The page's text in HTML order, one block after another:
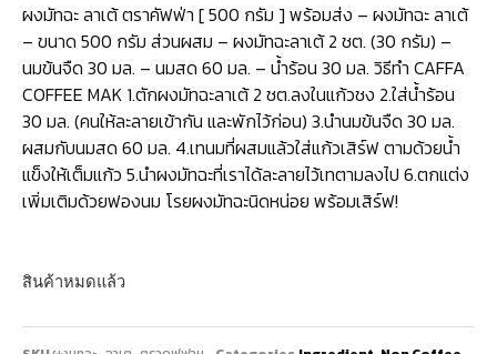
ผงมัทฉะ ลาเต้ ตราคัฟฟ่า [ 500 กรัม ] พร้อมส่ง – ผงมัทฉะ ลาเต้
– ขนาด 500 กรัม ส่วนผสม – ผงมัทฉะลาเต้ 2 ชต. (30 กรัม) –
นมข้นจืด 30 มล. – นมสด 60 มล. – น้ำร้อน 30 มล. วิธีทำ CAFFA
COFFEE MAK 1.ตักผงมัทฉะลาเต้ 2 ชต.ลงในแก้วชง 2.ใส่น้ำร้อน
30 มล. (คนให้ละลายเข้ากัน และพักไว้ก่อน) 3.นำนมข้นจืด 30 มล.
ผสมกับนมสด 60 มล. 4.เทนมที่ผสมแล้วใส่แก้วเสิร์ฟ ตามด้วยน้ำ
แข็งให้เต็มแก้ว 5.นำผงมัทฉะที่เราได้ละลายไว้เทตามลงไป 6.ตกแต่ง
เพิ่มเติมด้วยฟองนม โรยผงมัทฉะนิดหน่อย พร้อมเสิร์ฟ!
สินค้าหมดแล้ว